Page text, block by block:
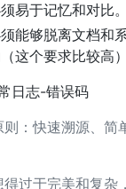
易于记忆和对比。
能够脱离文档和
这个要求比较高）
日志-错误码
：快速溯源、简
过于完美和复杂